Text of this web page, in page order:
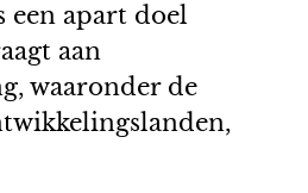
een apart doel
aan
waaronder de